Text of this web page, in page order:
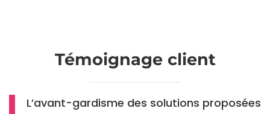
Témoignage client
L’avant-gardisme des solutions proposées